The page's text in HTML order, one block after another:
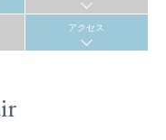
アクセス